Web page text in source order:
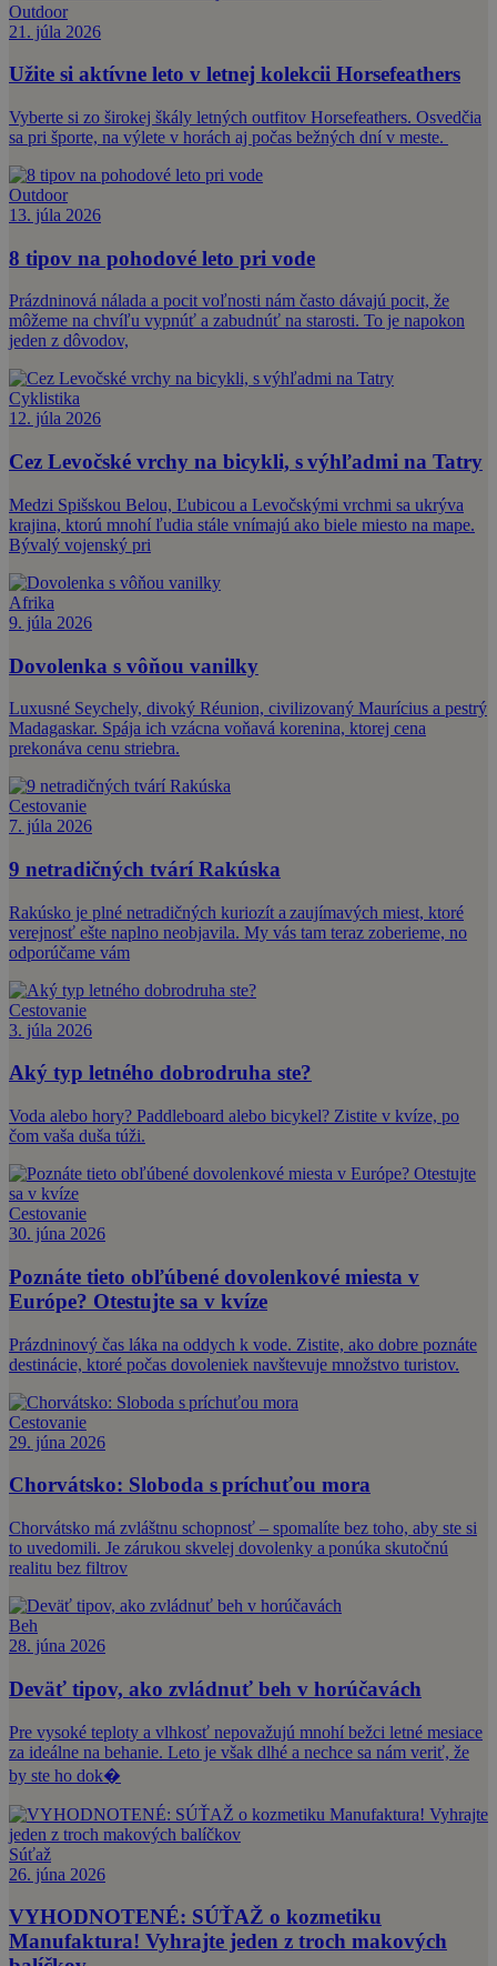
Outdoor
21. júla 2026
Užite si aktívne leto v letnej kolekcii Horsefeathers
Vyberte si zo širokej škály letných outfitov Horsefeathers. Osvedčia
sa pri športe, na výlete v horách aj počas bežných dní v meste.
Outdoor
13. júla 2026
8 tipov na pohodové leto pri vode
Prázdninová nálada a pocit voľnosti nám často dávajú pocit, že
môžeme na chvíľu vypnúť a zabudnúť na starosti. To je napokon
jeden z dôvodov,
Cyklistika
12. júla 2026
Cez Levočské vrchy na bicykli, s výhľadmi na Tatry
Medzi Spišskou Belou, Ľubicou a Levočskými vrchmi sa ukrýva
krajina, ktorú mnohí ľudia stále vnímajú ako biele miesto na mape.
Bývalý vojenský pri
Afrika
9. júla 2026
Dovolenka s vôňou vanilky
Luxusné Seychely, divoký Réunion, civilizovaný Maurícius a pestrý
Madagaskar. Spája ich vzácna voňavá korenina, ktorej cena
prekonáva cenu striebra.
Cestovanie
7. júla 2026
9 netradičných tvárí Rakúska
Rakúsko je plné netradičných kuriozít a zaujímavých miest, ktoré
verejnosť ešte naplno neobjavila. My vás tam teraz zoberieme, no
odporúčame vám
Cestovanie
3. júla 2026
Aký typ letného dobrodruha ste?
Voda alebo hory? Paddleboard alebo bicykel? Zistite v kvíze, po
čom vaša duša túži.
Cestovanie
30. júna 2026
Poznáte tieto obľúbené dovolenkové miesta v
Európe? Otestujte sa v kvíze
Prázdninový čas láka na oddych k vode. Zistite, ako dobre poznáte
destinácie, ktoré počas dovoleniek navštevuje množstvo turistov.
Cestovanie
29. júna 2026
Chorvátsko: Sloboda s príchuťou mora
Chorvátsko má zvláštnu schopnosť – spomalíte bez toho, aby ste si
to uvedomili. Je zárukou skvelej dovolenky a ponúka skutočnú
realitu bez filtrov
Beh
28. júna 2026
Deväť tipov, ako zvládnuť beh v horúčavách
Pre vysoké teploty a vlhkosť nepovažujú mnohí bežci letné mesiace
za ideálne na behanie. Leto je však dlhé a nechce sa nám veriť, že
by ste ho dok�
Súťaž
26. júna 2026
VYHODNOTENÉ: SÚŤAŽ o kozmetiku
Manufaktura! Vyhrajte jeden z troch makových